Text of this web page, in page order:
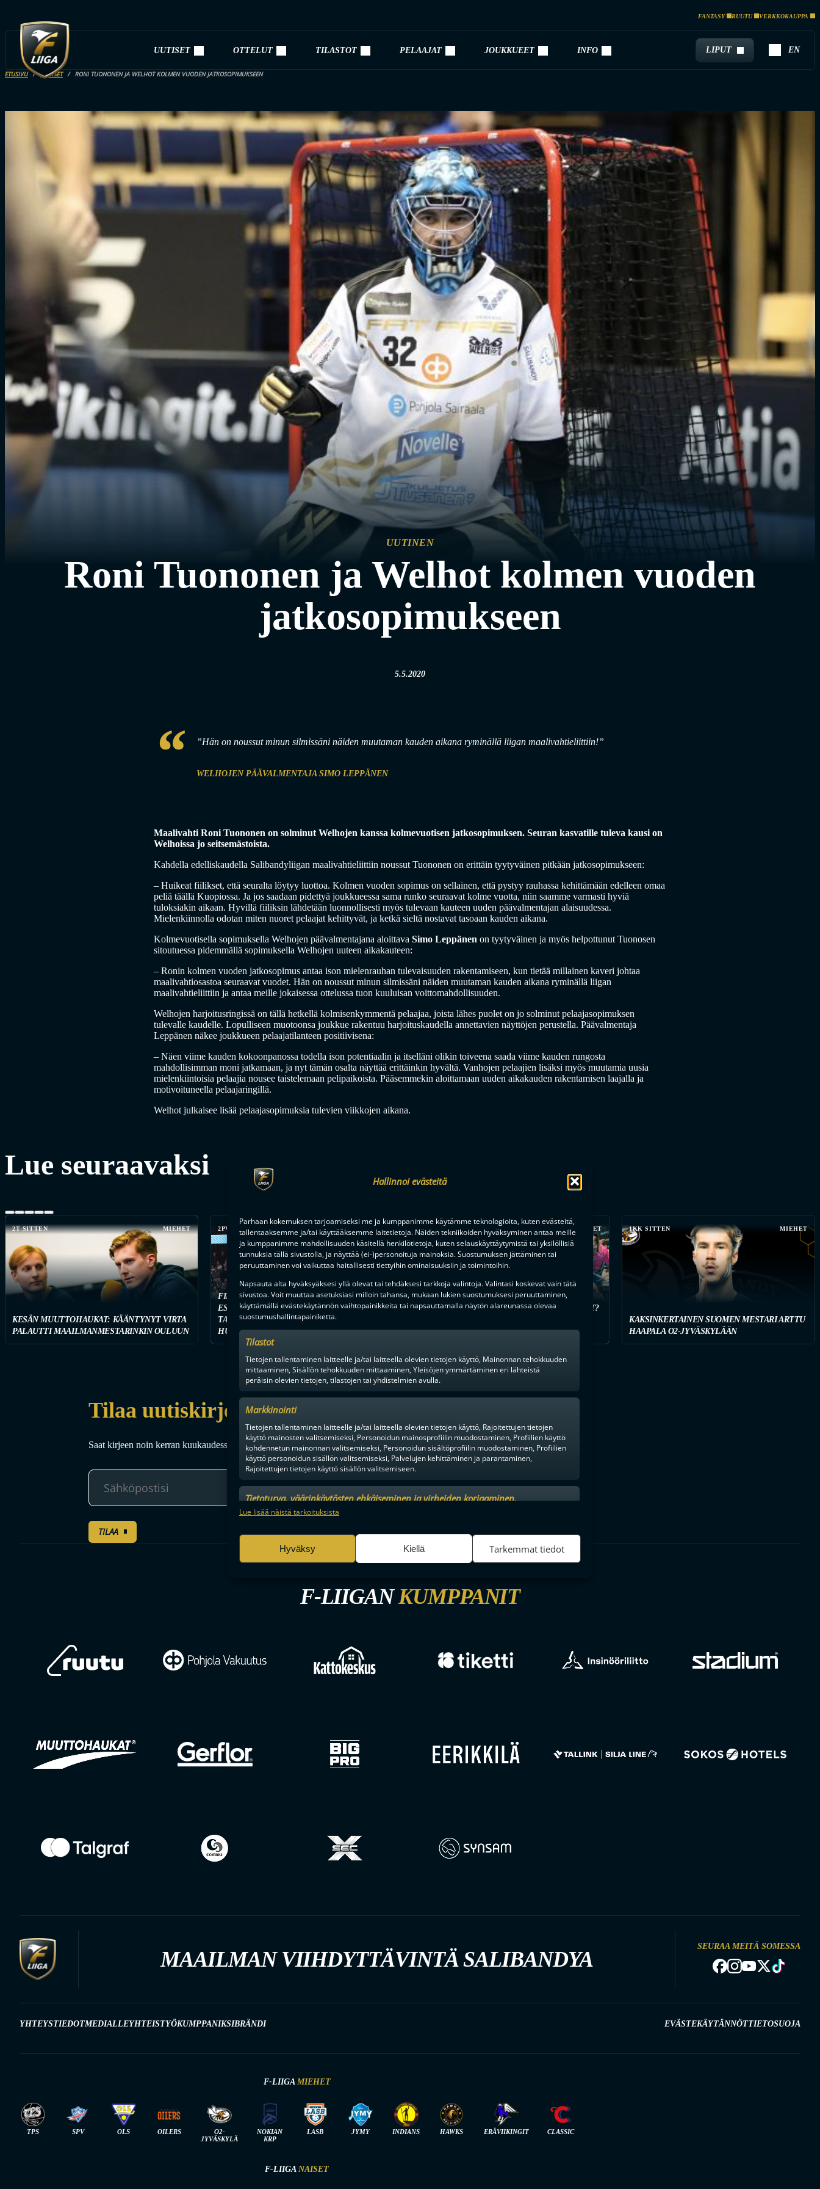
Hallinnoi evästeitä
Parhaan kokemuksen tarjoamiseksi me ja kumppanimme käytämme teknologioita, kuten evästeitä,
tallentaaksemme ja/tai käyttääksemme laitetietoja. Näiden tekniikoiden hyväksyminen antaa meille
ja kumppanimme mahdollisuuden käsitellä henkilötietoja, kuten selauskäyttäytymistä tai yksilöllisiä
tunnuksia tällä sivustolla, ja näyttää (ei-)personoituja mainoksia. Suostumuksen jättäminen tai
peruuttaminen voi vaikuttaa haitallisesti tiettyihin ominaisuuksiin ja toimintoihin.
Napsauta alta hyväksyäksesi yllä olevat tai tehdäksesi tarkkoja valintoja. Valintasi koskevat vain tätä
sivustoa. Voit muuttaa asetuksiasi milloin tahansa, mukaan lukien suostumuksesi peruuttaminen,
käyttämällä evästekäytännön vaihtopainikkeita tai napsauttamalla näytön alareunassa olevaa
suostumushallintapainiketta.
Tilastot
Tietojen tallentaminen laitteelle ja/tai laitteella olevien tietojen käyttö, Mainonnan tehokkuuden
mittaaminen, Sisällön tehokkuuden mittaaminen, Yleisöjen ymmärtäminen eri lähteistä
peräisin olevien tietojen, tilastojen tai yhdistelmien avulla.
Markkinointi
Tietojen tallentaminen laitteelle ja/tai laitteella olevien tietojen käyttö, Rajoitettujen tietojen
käyttö mainosten valitsemiseksi, Personoidun mainosprofiilin muodostaminen, Profiilien käyttö
kohdennetun mainonnan valitsemiseksi, Personoidun sisältöprofiilin muodostaminen, Profiilien
käyttö personoidun sisällön valitsemiseksi, Palvelujen kehittäminen ja parantaminen,
Rajoitettujen tietojen käyttö sisällön valitsemiseen.
Tietoturva, väärinkäytösten ehkäiseminen ja virheiden korjaaminen,
Mainonnan ja sisällön tekninen jakelu, Tallenna ja ilmaise
Lue lisää näistä tarkoituksista
Hyväksy Kiellä Tarkemmat tiedot
FANTASY RUUTU VERKKOKAUPPA
UUTISET OTTELUT TILASTOT PELAAJAT JOUKKUEET INFO LIPUT EN
ETUSIVU UUTISET RONI TUONONEN JA WELHOT KOLMEN VUODEN JATKOSOPIMUKSEEN
UUTINEN
Roni Tuononen ja Welhot kolmen vuoden
jatkosopimukseen
5.5.2020
”Hän on noussut minun silmissäni näiden muutaman kauden aikana ryminällä liigan maalivahtieliittiin!”
WELHOJEN PÄÄVALMENTAJA SIMO LEPPÄNEN
Maalivahti Roni Tuononen on solminut Welhojen kanssa kolmevuotisen jatkosopimuksen. Seuran kasvatille tuleva kausi on
Welhoissa jo seitsemästoista.
Kahdella edelliskaudella Salibandyliigan maalivahtieliittiin noussut Tuononen on erittäin tyytyväinen pitkään jatkosopimukseen:
– Huikeat fiilikset, että seuralta löytyy luottoa. Kolmen vuoden sopimus on sellainen, että pystyy rauhassa kehittämään edelleen omaa
peliä täällä Kuopiossa. Ja jos saadaan pidettyä joukkueessa sama runko seuraavat kolme vuotta, niin saamme varmasti hyviä
tuloksiakin aikaan. Hyvillä fiiliksin lähdetään luonnollisesti myös tulevaan kauteen uuden päävalmentajan alaisuudessa.
Mielenkiinnolla odotan miten nuoret pelaajat kehittyvät, ja ketkä sieltä nostavat tasoaan kauden aikana.
Kolmevuotisella sopimuksella Welhojen päävalmentajana aloittava Simo Leppänen on tyytyväinen ja myös helpottunut Tuonosen
sitoutuessa pidemmällä sopimuksella Welhojen uuteen aikakauteen:
– Ronin kolmen vuoden jatkosopimus antaa ison mielenrauhan tulevaisuuden rakentamiseen, kun tietää millainen kaveri johtaa
maalivahtiosastoa seuraavat vuodet. Hän on noussut minun silmissäni näiden muutaman kauden aikana ryminällä liigan
maalivahtieliittiin ja antaa meille jokaisessa ottelussa tuon kuuluisan voittomahdollisuuden.
Welhojen harjoitusringissä on tällä hetkellä kolmisenkymmentä pelaajaa, joista lähes puolet on jo solminut pelaajasopimuksen
tulevalle kaudelle. Lopulliseen muotoonsa joukkue rakentuu harjoituskaudella annettavien näyttöjen perustella. Päävalmentaja
Leppänen näkee joukkueen pelaajatilanteen positiivisena:
– Näen viime kauden kokoonpanossa todella ison potentiaalin ja itselläni olikin toiveena saada viime kauden rungosta
mahdollisimman moni jatkamaan, ja nyt tämän osalta näyttää erittäinkin hyvältä. Vanhojen pelaajien lisäksi myös muutamia uusia
mielenkiintoisia pelaajia nousee taistelemaan pelipaikoista. Pääsemmekin aloittamaan uuden aikakauden rakentamisen laajalla ja
motivoituneella pelaajaringillä.
Welhot julkaisee lisää pelaajasopimuksia tulevien viikkojen aikana.
Lue seuraavaksi
2T SITTEN MIEHET
KESÄN MUUTTOHAUKAT: KÄÄNTYNYT VIRTA
PALAUTTI MAAILMANMESTARINKIN OULUUN
2PV SITTEN MIEHET
FINAALIUUSINTA PORISSA, HUIPPUPELEJÄ
ESPOOSSA – F-LIIGAN PRESEASON
TARJOILEE TUHDIN KATTAUKSEN
HUIPPUVIIHDETTÄ
3PV SITTEN MIEHET
KETKÄ OVAT KESÄN KOVIMMAT HANKINNAT?
SOPIMUSTILANTEITA
1KK SITTEN MIEHET
KAKSINKERTAINEN SUOMEN MESTARI ARTTU
HAAPALA O2-JYVÄSKYLÄÄN
Tilaa uutiskirje
Saat kirjeen noin kerran kuukaudessa F-liigakauden alusta ratkaisuhetkiin asti.
TILAA
F-LIIGANKUMPPANIT
MAAILMAN VIIHDYTTÄVINTÄ SALIBANDYA
SEURAA MEITÄ SOMESSA
YHTEYSTIEDOTMEDIALLEYHTEISTYÖKUMPPANIKSIBRÄNDI EVÄSTEKÄYTÄNNÖTTIETOSUOJA
F-LIIGA MIEHET
TPS SPV OLS OILERS
O2-
JYVÄSKYLÄ
NOKIAN
KRP
LASB JYMY INDIANS HAWKS ERÄVIIKINGIT CLASSIC
F-LIIGA NAISET